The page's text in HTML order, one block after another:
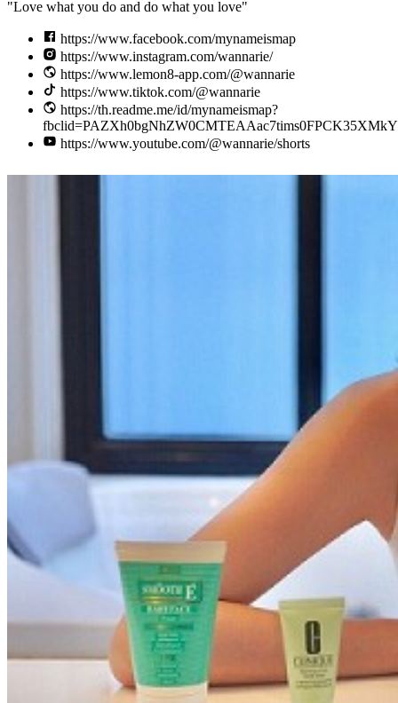
"Love what you do and do what you love"
https://www.facebook.com/mynameismap
https://www.instagram.com/wannarie/
https://www.lemon8-app.com/@wannarie
https://www.tiktok.com/@wannarie
https://th.readme.me/id/mynameismap?
https://www.youtube.com/@wannarie/shorts